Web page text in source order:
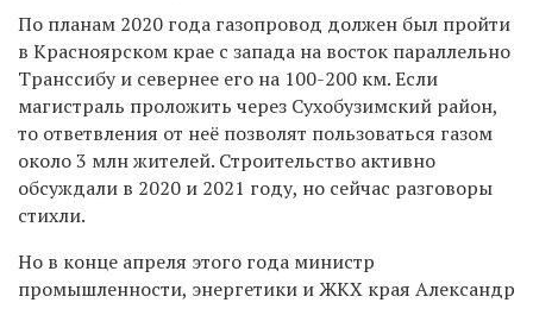
По планам 2020 года газопровод должен был пройти
в Красноярском крае с запада на восток параллельно
Транссибу и севернее его на 100-200 км.Если
магистраль проложить через Сухобузимский район,
то ответвления от неё позволят пользоваться газом
около 3 млн жителей. Строительство активно
обсуждали в 2020 и 2021 году, но сейчас разговоры
стихли.
Но в конце апреля этого года министр
промышленности, энергетики и ЖКХ края Александр